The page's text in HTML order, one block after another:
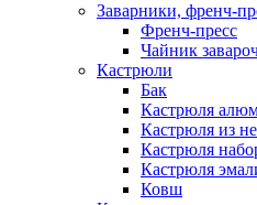
Заварники, френч-
Френч-пресс
Чайник
Кастрюли
Бак
Кастрюля
Кастрюля из
Кастрюля
Кастрюля
Ковш